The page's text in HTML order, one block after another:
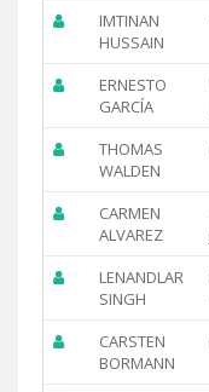
IMTINAN
HUSSAIN
ERNESTO
GARCÍA
THOMAS
WALDEN
CARMEN
ALVAREZ
LENANDLAR
SINGH
CARSTEN
BORMANN